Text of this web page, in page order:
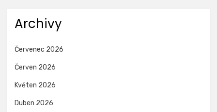
Archivy
Červenec 2026
Červen 2026
Květen 2026
Duben 2026